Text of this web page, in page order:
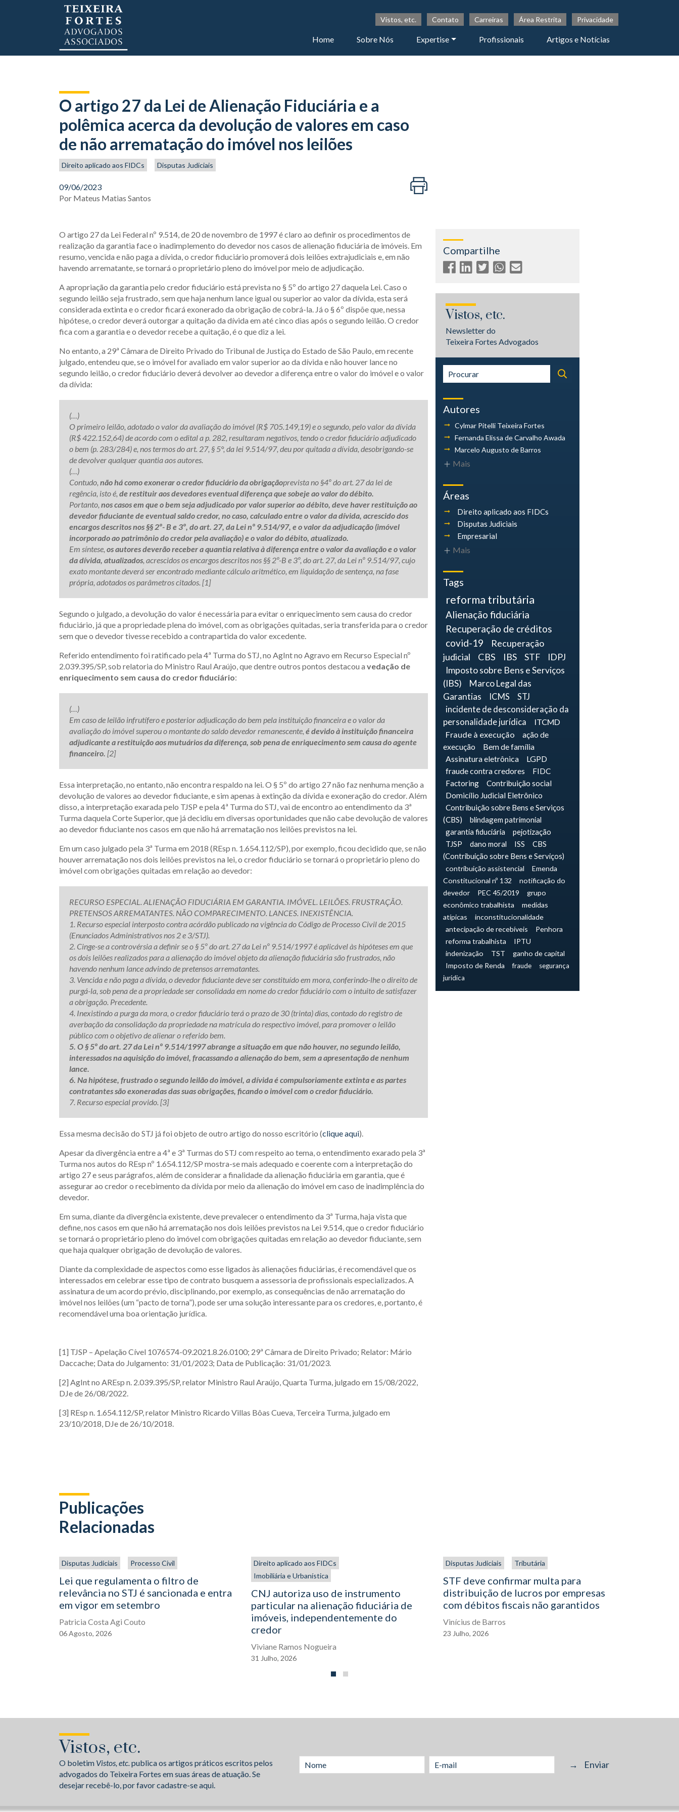
Vistos, etc. Contato Carreiras Área Restrita Privacidade
Home Sobre Nós Expertise Profissionais Artigos e Notícias
O artigo 27 da Lei de Alienação Fiduciária e a
polêmica acerca da devolução de valores em caso
de não arrematação do imóvel nos leilões
Direito aplicado aos FIDCs Disputas Judiciais
09/06/2023
Por Mateus Matias Santos
O artigo 27 da Lei Federal nº 9.514, de 20 de novembro de 1997 é claro ao definir os procedimentos de
realização da garantia face o inadimplemento do devedor nos casos de alienação fiduciária de imóveis. Em
resumo, vencida e não paga a dívida, o credor fiduciário promoverá dois leilões extrajudiciais e, em não
havendo arrematante, se tornará o proprietário pleno do imóvel por meio de adjudicação.
A apropriação da garantia pelo credor fiduciário está prevista no § 5º do artigo 27 daquela Lei. Caso o
segundo leilão seja frustrado, sem que haja nenhum lance igual ou superior ao valor da dívida, esta será
considerada extinta e o credor ficará exonerado da obrigação de cobrá-la. Já o § 6º dispõe que, nessa
hipótese, o credor deverá outorgar a quitação da dívida em até cinco dias após o segundo leilão. O credor
fica com a garantia e o devedor recebe a quitação, é o que diz a lei.
No entanto, a 29ª Câmara de Direito Privado do Tribunal de Justiça do Estado de São Paulo, em recente
julgado, entendeu que, se o imóvel for avaliado em valor superior ao da dívida e não houver lance no
segundo leilão, o credor fiduciário deverá devolver ao devedor a diferença entre o valor do imóvel e o valor
da dívida:
(…)
O primeiro leilão, adotado o valor da avaliação do imóvel (R$ 705.149,19) e o segundo, pelo valor da dívida
(R$ 422.152,64) de acordo com o edital a p. 282, resultaram negativos, tendo o credor fiduciário adjudicado
o bem (p. 283/284) e, nos termos do art. 27, § 5°, da lei 9.514/97, deu por quitada a dívida, desobrigando-se
de devolver qualquer quantia aos autores.
(…)
Contudo, não há como exonerar o credor fiduciário da obrigaçãoprevista no §4º do art. 27 da lei de
regência, isto é, de restituir aos devedores eventual diferença que sobeje ao valor do débito.
Portanto, nos casos em que o bem seja adjudicado por valor superior ao débito, deve haver restituição ao
devedor fiduciante de eventual saldo credor, no caso, calculado entre o valor da dívida, acrescido dos
encargos descritos nos §§ 2º- B e 3º, do art. 27, da Lei nº 9.514/97, e o valor da adjudicação (imóvel
incorporado ao patrimônio do credor pela avaliação) e o valor do débito, atualizado.
Em síntese, os autores deverão receber a quantia relativa à diferença entre o valor da avaliação e o valor
da dívida, atualizados, acrescidos os encargos descritos nos §§ 2º-B e 3º, do art. 27, da Lei nº 9.514/97, cujo
exato montante deverá ser encontrado mediante cálculo aritmético, em liquidação de sentença, na fase
própria, adotados os parâmetros citados. [1]
Segundo o julgado, a devolução do valor é necessária para evitar o enriquecimento sem causa do credor
fiduciário, já que a propriedade plena do imóvel, com as obrigações quitadas, seria transferida para o credor
sem que o devedor tivesse recebido a contrapartida do valor excedente.
Referido entendimento foi ratificado pela 4ª Turma do STJ, no AgInt no Agravo em Recurso Especial nº
2.039.395/SP, sob relatoria do Ministro Raul Araújo, que dentre outros pontos destacou a vedação de
enriquecimento sem causa do credor fiduciário:
(…)
Em caso de leilão infrutífero e posterior adjudicação do bem pela instituição financeira e o valor da
avaliação do imóvel superou o montante do saldo devedor remanescente, é devido à instituição financeira
adjudicante a restituição aos mutuários da diferença, sob pena de enriquecimento sem causa do agente
financeiro. [2]
Essa interpretação, no entanto, não encontra respaldo na lei. O § 5º do artigo 27 não faz nenhuma menção a
devolução de valores ao devedor fiduciante, e sim apenas à extinção da dívida e exoneração do credor. Além
disso, a interpretação exarada pelo TJSP e pela 4ª Turma do STJ, vai de encontro ao entendimento da 3ª
Turma daquela Corte Superior, que já decidiu em diversas oportunidades que não cabe devolução de valores
ao devedor fiduciante nos casos em que não há arrematação nos leilões previstos na lei.
Em um caso julgado pela 3ª Turma em 2018 (REsp n. 1.654.112/SP), por exemplo, ficou decidido que, se não
houver arrematação nos dois leilões previstos na lei, o credor fiduciário se tornará o proprietário pleno do
imóvel com obrigações quitadas em relação ao devedor:
RECURSO ESPECIAL. ALIENAÇÃO FIDUCIÁRIA EM GARANTIA. IMÓVEL. LEILÕES. FRUSTRAÇÃO.
PRETENSOS ARREMATANTES. NÃO COMPARECIMENTO. LANCES. INEXISTÊNCIA.
1. Recurso especial interposto contra acórdão publicado na vigência do Código de Processo Civil de 2015
(Enunciados Administrativos nos 2 e 3/STJ).
2. Cinge-se a controvérsia a definir se o § 5º do art. 27 da Lei nº 9.514/1997 é aplicável às hipóteses em que
os dois leilões realizados para a alienação do imóvel objeto da alienação fiduciária são frustrados, não
havendo nenhum lance advindo de pretensos arrematantes.
3. Vencida e não paga a dívida, o devedor fiduciante deve ser constituído em mora, conferindo-lhe o direito de
purgá-la, sob pena de a propriedade ser consolidada em nome do credor fiduciário com o intuito de satisfazer
a obrigação. Precedente.
4. Inexistindo a purga da mora, o credor fiduciário terá o prazo de 30 (trinta) dias, contado do registro de
averbação da consolidação da propriedade na matrícula do respectivo imóvel, para promover o leilão
público com o objetivo de alienar o referido bem.
5. O § 5º do art. 27 da Lei nº 9.514/1997 abrange a situação em que não houver, no segundo leilão,
interessados na aquisição do imóvel, fracassando a alienação do bem, sem a apresentação de nenhum
lance.
6. Na hipótese, frustrado o segundo leilão do imóvel, a dívida é compulsoriamente extinta e as partes
contratantes são exoneradas das suas obrigações, ficando o imóvel com o credor fiduciário.
7. Recurso especial provido. [3]
Essa mesma decisão do STJ já foi objeto de outro artigo do nosso escritório (clique aqui).
Apesar da divergência entre a 4ª e 3ª Turmas do STJ com respeito ao tema, o entendimento exarado pela 3ª
Turma nos autos do REsp nº 1.654.112/SP mostra-se mais adequado e coerente com a interpretação do
artigo 27 e seus parágrafos, além de considerar a finalidade da alienação fiduciária em garantia, que é
assegurar ao credor o recebimento da dívida por meio da alienação do imóvel em caso de inadimplência do
devedor.
Em suma, diante da divergência existente, deve prevalecer o entendimento da 3ª Turma, haja vista que
define, nos casos em que não há arrematação nos dois leilões previstos na Lei 9.514, que o credor fiduciário
se tornará o proprietário pleno do imóvel com obrigações quitadas em relação ao devedor fiduciante, sem
que haja qualquer obrigação de devolução de valores.
Diante da complexidade de aspectos como esse ligados às alienações fiduciárias, é recomendável que os
interessados em celebrar esse tipo de contrato busquem a assessoria de profissionais especializados. A
assinatura de um acordo prévio, disciplinando, por exemplo, as consequências de não arrematação do
imóvel nos leilões (um “pacto de torna”), pode ser uma solução interessante para os credores, e, portanto, é
recomendável uma boa orientação jurídica.
[1] TJSP – Apelação Cível 1076574-09.2021.8.26.0100; 29ª Câmara de Direito Privado; Relator: Mário
Daccache; Data do Julgamento: 31/01/2023; Data de Publicação: 31/01/2023.
[2] AgInt no AREsp n. 2.039.395/SP, relator Ministro Raul Araújo, Quarta Turma, julgado em 15/08/2022,
DJe de 26/08/2022.
[3] REsp n. 1.654.112/SP, relator Ministro Ricardo Villas Bôas Cueva, Terceira Turma, julgado em
23/10/2018, DJe de 26/10/2018.
Compartilhe
Vistos, etc.
Newsletter do
Teixeira Fortes Advogados
Autores
Cylmar Pitelli Teixeira Fortes
Fernanda Elissa de Carvalho Awada
Marcelo Augusto de Barros
Mais
Áreas
Direito aplicado aos FIDCs
Disputas Judiciais
Empresarial
Mais
Tags
reforma tributária
Alienação fiduciária
Recuperação de créditos
covid-19
Recuperação
judicial
CBS IBS STF
IDPJ
Imposto sobre Bens e Serviços
(IBS)
Marco Legal das
Garantias
ICMS
STJ
incidente de desconsideração da
personalidade jurídica
ITCMD
Fraude à execução
ação de
execução
Bem de família
Assinatura eletrônica
LGPD
fraude contra credores
FIDC
Factoring
Contribuição social
Domicílio Judicial Eletrônico
Contribuição sobre Bens e Serviços
(CBS)
blindagem patrimonial
garantia fiduciária
pejotização
TJSP
dano moral ISS
CBS
(Contribuição sobre Bens e Serviços)
contribuição assistencial
Emenda
Constitucional nº 132
notificação do
devedor
PEC 45/2019
grupo
econômico trabalhista
medidas
atípicas
inconstitucionalidade
antecipação de recebíveis
Penhora
reforma trabalhista
IPTU
indenização
TST
ganho de capital
Imposto de Renda
fraude
segurança
jurídica
Publicações
Relacionadas
Disputas Judiciais Processo Civil
Lei que regulamenta o filtro de
relevância no STJ é sancionada e entra
em vigor em setembro
Patricia Costa Agi Couto
06Agosto, 2026
Direito aplicado aos FIDCs
Imobiliária e Urbanística
CNJ autoriza uso de instrumento
particular na alienação fiduciária de
imóveis, independentemente do
credor
Viviane Ramos Nogueira
31 Julho, 2026
Disputas Judiciais Tributária
STF deve confirmar multa para
distribuição de lucros por empresas
com débitos fiscais não garantidos
Vinícius de Barros
23 Julho, 2026
Vistos, etc.
O boletim Vistos, etc.publica os artigos práticos escritos pelos
advogados do Teixeira Fortes em suas áreas de atuação. Se
desejar recebê-lo, por favor cadastre-se aqui.